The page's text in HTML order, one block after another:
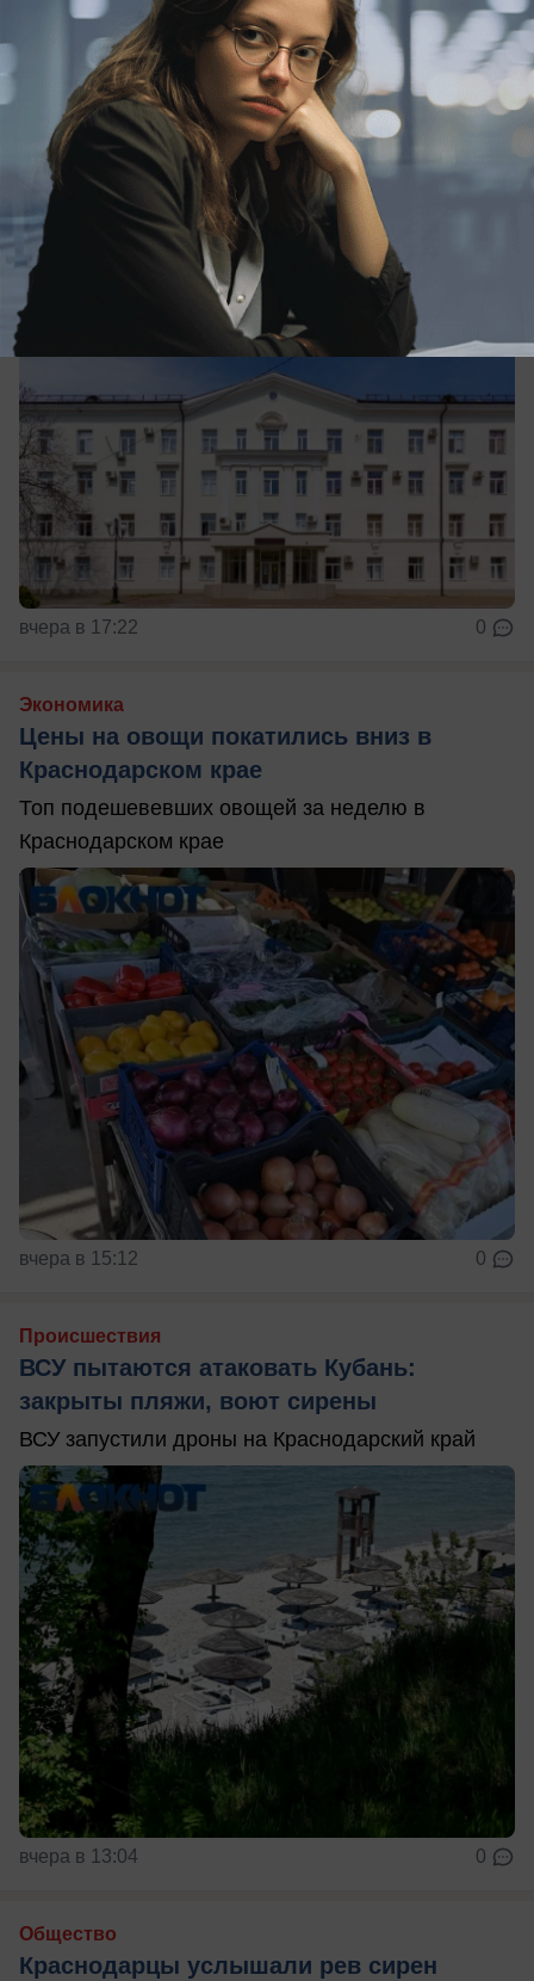
Общество
Иностранцы, стобалльники и
олимпиадники: кто поступает в КубГУ в
2026 году
В КубГУ назвали географию иностранных
студентов
вчера в 17:22 0
Экономика
Цены на овощи покатились вниз в
Краснодарском крае
Топ подешевевших овощей за неделю в
Краснодарском крае
вчера в 15:12 0
Происшествия
ВСУ пытаются атаковать Кубань:
закрыты пляжи, воют сирены
ВСУ запустили дроны на Краснодарский край
вчера в 13:04 0
Общество
Краснодарцы услышали рев сирен